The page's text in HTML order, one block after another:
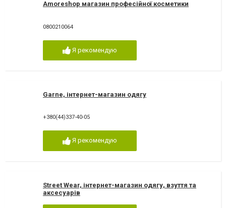
Amoreshop магазин професійної косметики
0800210064
Я рекомендую
Garne, інтернет-магазин одягу
+380(44)337-40-05
Я рекомендую
Street Wear, інтернет-магазин одягу, взуття та
аксесуарів